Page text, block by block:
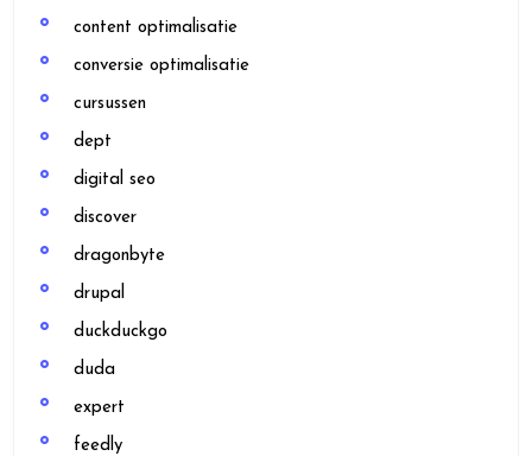
content optimalisatie
conversie optimalisatie
cursussen
dept
digital seo
discover
dragonbyte
drupal
duckduckgo
duda
expert
feedly